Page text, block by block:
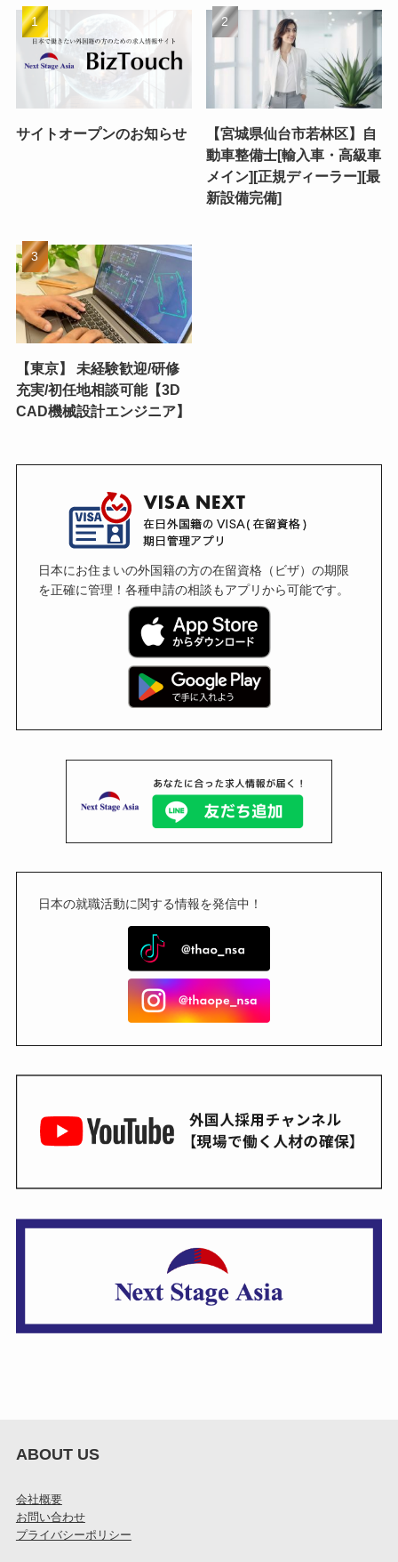
サイトオープンのお知らせ
【宮城県仙台市若林区】自
動車整備士[輸入車・高級車
メイン][正規ディーラー][最
新設備完備]
【東京】 未経験歓迎/研修
充実/初任地相談可能【3D
CAD機械設計エンジニア】
日本にお住まいの外国籍の方の在留資格（ビザ）の期限
を正確に管理！各種申請の相談もアプリから可能です。
日本の就職活動に関する情報を発信中！
ABOUT US
会社概要
お問い合わせ
プライバシーポリシー